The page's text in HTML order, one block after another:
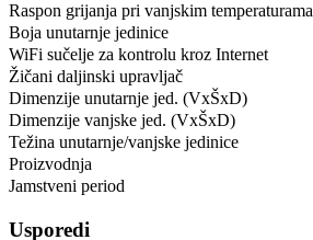
Raspon grijanja pri vanjskim temperaturama
Boja unutarnje jedinice
WiFi sučelje za kontrolu kroz Internet
Žičani daljinski upravljač
Dimenzije unutarnje jed. (VxŠxD)
Dimenzije vanjske jed. (VxŠxD)
Težina unutarnje/vanjske jedinice
Proizvodnja
Jamstveni period
Usporedi